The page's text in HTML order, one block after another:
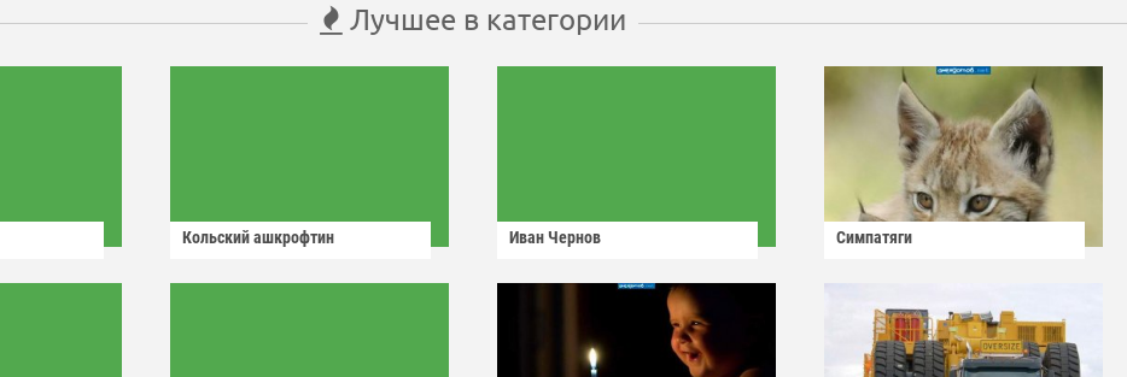
Лучшее в категории
Кольский ашкрофтин Иван Чернов Симпатяги